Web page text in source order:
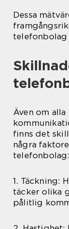
Dessa
telefonbolag
Även om
finns det
några
telefonbolag:
1. Täckning:
täcker olika
pålitlig